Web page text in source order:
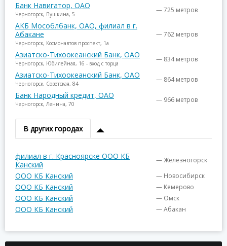
Банк Навигатор, ОАО
Черногорск, Пушкина, 5 — 725 метров
АКБ Мособлбанк, ОАО, филиал в г.
Абакане
Черногорск, Космонавтов проспект, 1а
— 762 метров
Азиатско-Тихоокеанский Банк, ОАО
Черногорск, Юбилейная, 16 - вход с торца — 834 метров
Азиатско-Тихоокеанский Банк, ОАО
Черногорск, Советская, 84 — 864 метров
Банк Народный кредит, ОАО
Черногорск, Ленина, 70 — 966 метров
В других городах
филиал в г. Красноярске ООО КБ
Канский
— Железногорск
ООО КБ Канский — Новосибирск
ООО КБ Канский — Кемерово
ООО КБ Канский — Омск
ООО КБ Канский — Абакан